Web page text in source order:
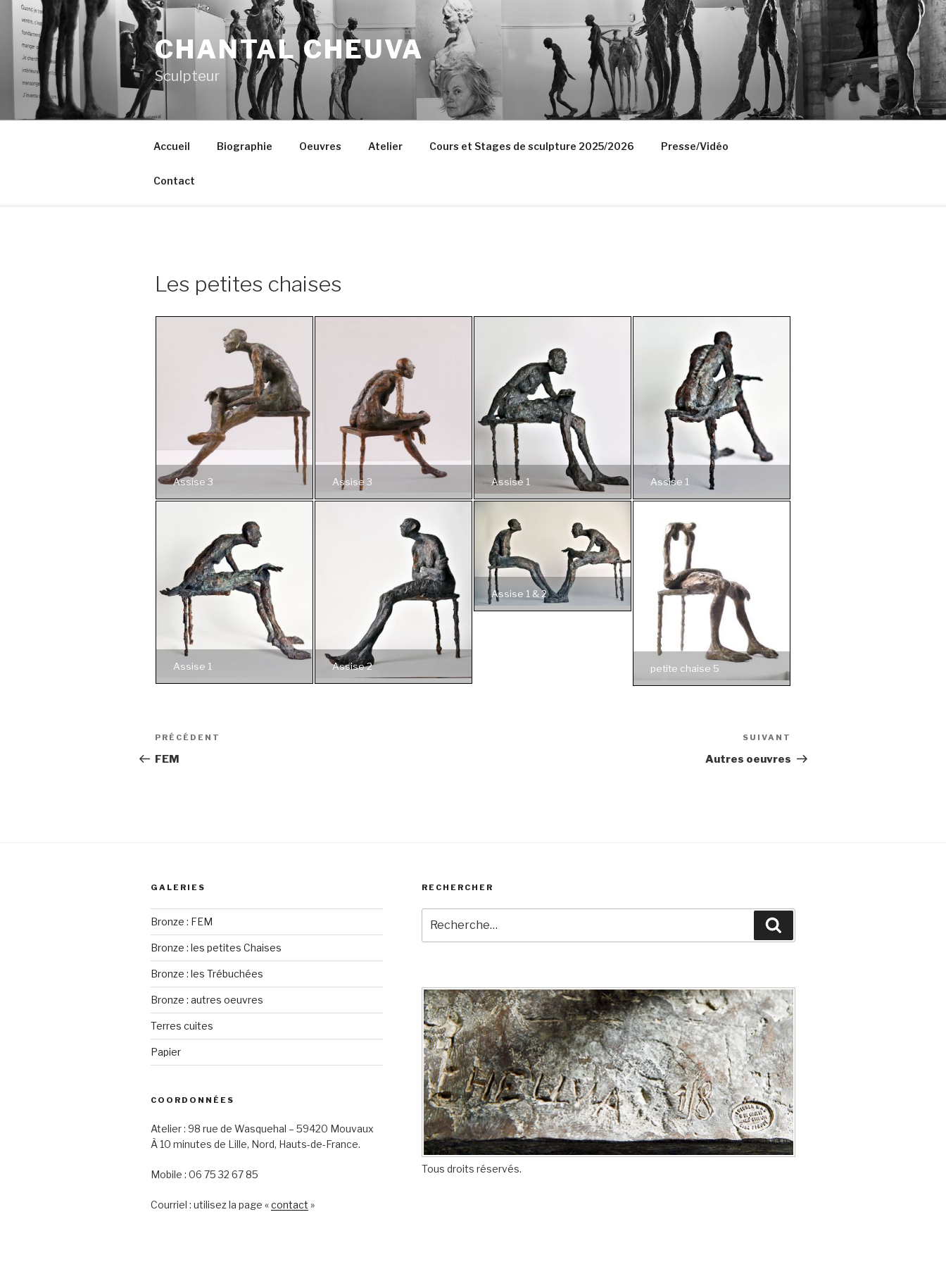
Aller
contenu
principal
CHANTAL CHEUVA
Sculpteur
Accueil Biographie Oeuvres Atelier Cours et Stages de sculpture 2025/2026 Presse/Vidéo
Contact
Les petites chaises
Assise 3 Assise 3 Assise 1 Assise 1
Assise 1 Assise 2
Assise 1 & 2
petite chaise 5
Navigation
de
Article
précédent
PRÉCÉDENT
FEM
suivant
SUIVANT
Autres oeuvres
GALERIES
Bronze : FEM
Bronze : les petites Chaises
Bronze : les Trébuchées
Bronze : autres oeuvres
Terres cuites
Papier
COORDONNÉES
Atelier : 98 rue de Wasquehal – 59420 Mouvaux
À 10 minutes de Lille, Nord, Hauts-de-France.
Mobile : 06 75 32 67 85
Courriel : utilisez la page «contact »
RECHERCHER
pour
Tous droits réservés.